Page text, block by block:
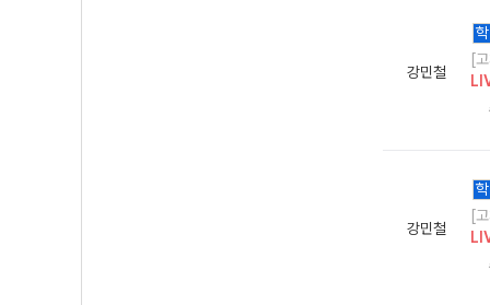
강민철
학
[
강민철
학
[